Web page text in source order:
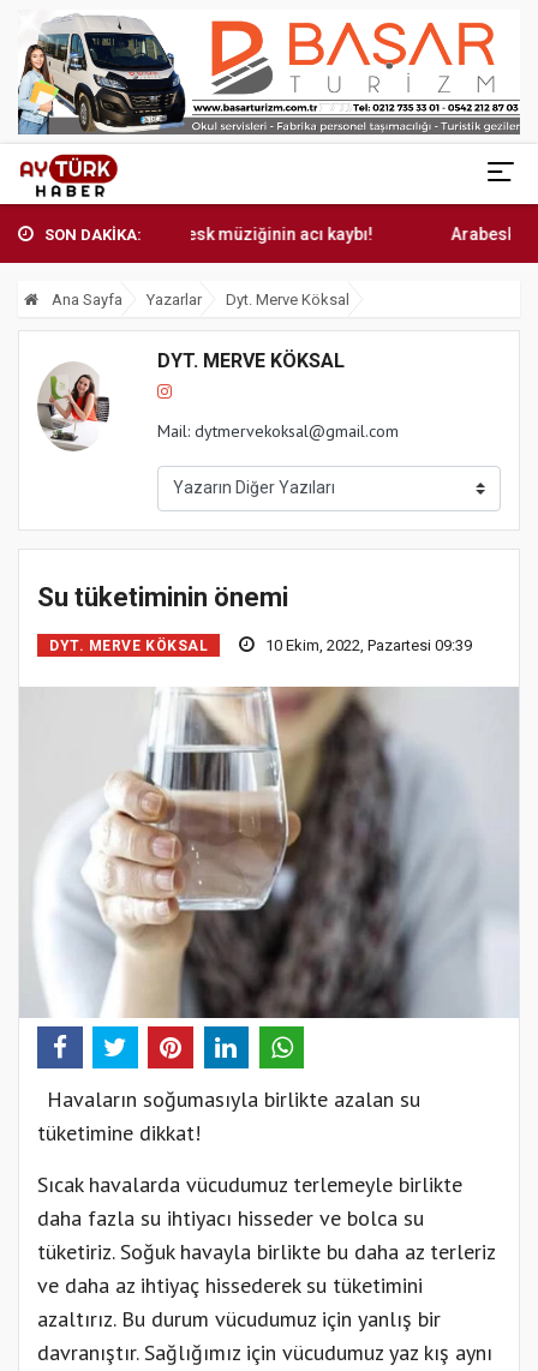
SON DAKİKA:Arabesk müziğinin acı kaybı! Arabesk
Ana Sayfa Yazarlar Dyt. Merve Köksal
DYT. MERVE KÖKSAL
Mail: dytmervekoksal@gmail.com
Su tüketiminin önemi
DYT. MERVE KÖKSAL 10 Ekim, 2022, Pazartesi 09:39
Havaların soğumasıyla birlikte azalan su
tüketimine dikkat!
Sıcak havalarda vücudumuz terlemeyle birlikte
daha fazla su ihtiyacı hisseder ve bolca su
tüketiriz. Soğuk havayla birlikte bu daha az terleriz
ve daha az ihtiyaç hissederek su tüketimini
azaltırız. Bu durum vücudumuz için yanlış bir
davranıştır. Sağlığımız için vücudumuz yaz kış aynı